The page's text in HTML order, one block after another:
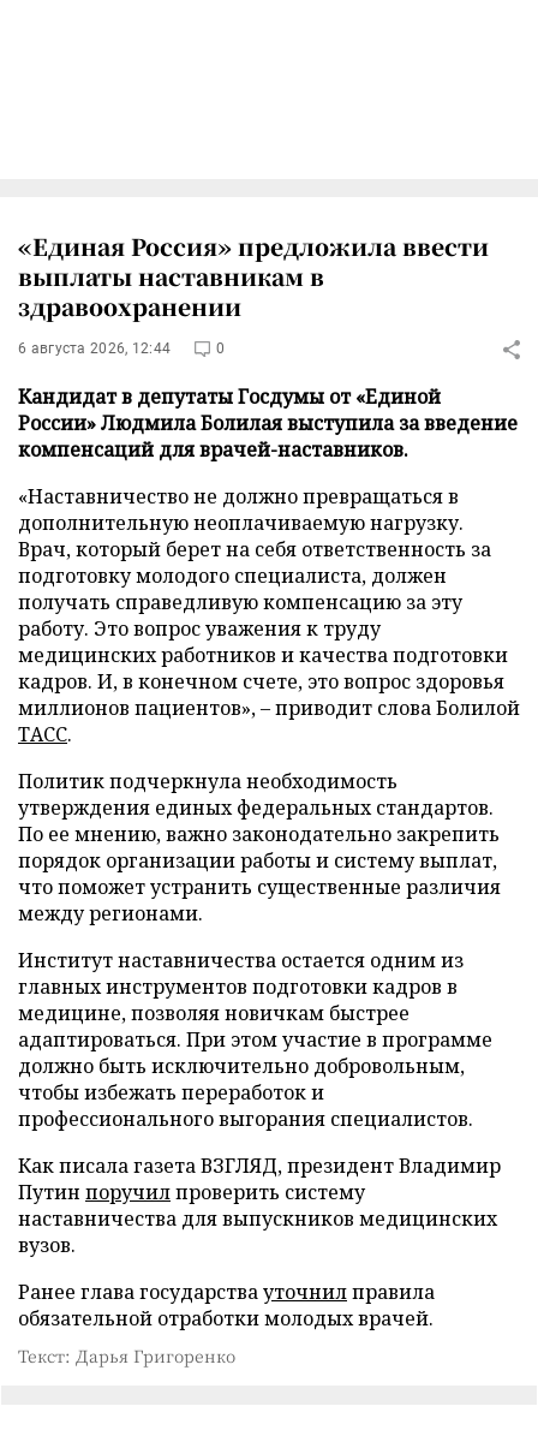
«Единая Россия» предложила ввести
выплаты наставникам в
здравоохранении
6 августа 2026, 12:44 0
Кандидат в депутаты Госдумы от «Единой
России» Людмила Болилая выступила за введение
компенсаций для врачей-наставников.
«Наставничество не должно превращаться в
дополнительную неоплачиваемую нагрузку.
Врач, который берет на себя ответственность за
подготовку молодого специалиста, должен
получать справедливую компенсацию за эту
работу. Это вопрос уважения к труду
медицинских работников и качества подготовки
кадров. И, в конечном счете, это вопрос здоровья
миллионов пациентов», – приводит слова Болилой
ТАСС.
Политик подчеркнула необходимость
утверждения единых федеральных стандартов.
По ее мнению, важно законодательно закрепить
порядок организации работы и систему выплат,
что поможет устранить существенные различия
между регионами.
Институт наставничества остается одним из
главных инструментов подготовки кадров в
медицине, позволяя новичкам быстрее
адаптироваться. При этом участие в программе
должно быть исключительно добровольным,
чтобы избежать переработок и
профессионального выгорания специалистов.
Как писала газета ВЗГЛЯД, президент Владимир
Путин поручилпроверить систему
наставничества для выпускников медицинских
вузов.
Ранее глава государствауточнилправила
обязательной отработки молодых врачей.
Текст: Дарья Григоренко